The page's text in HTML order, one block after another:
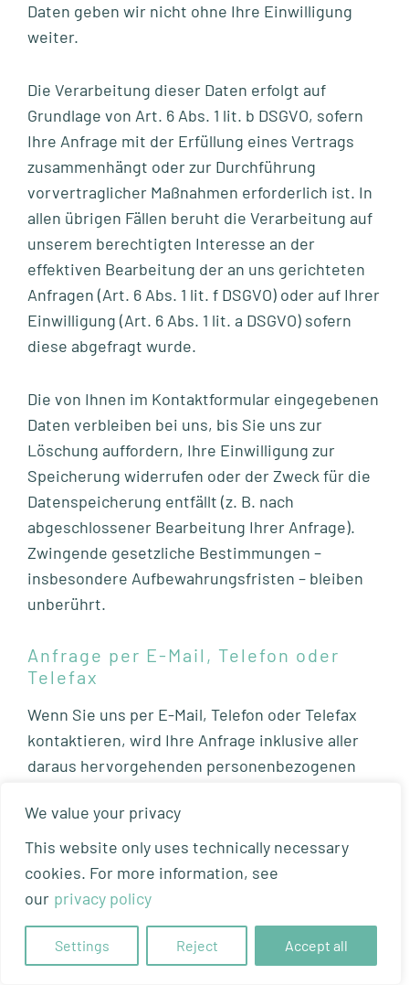
We value your privacy
This website only uses technically necessary
cookies. For more information, see
our privacy policy
Settings Reject Accept all
Daten geben wir nicht ohne Ihre Einwilligung
weiter.
Die Verarbeitung dieser Daten erfolgt auf
Grundlage von Art. 6 Abs. 1 lit. b DSGVO, sofern
Ihre Anfrage mit der Erfüllung eines Vertrags
zusammenhängt oder zur Durchführung
vorvertraglicher Maßnahmen erforderlich ist. In
allen übrigen Fällen beruht die Verarbeitung auf
unserem berechtigten Interesse an der
effektiven Bearbeitung der an uns gerichteten
Anfragen (Art. 6 Abs. 1 lit. f DSGVO) oder auf Ihrer
Einwilligung (Art. 6 Abs. 1 lit. a DSGVO) sofern
diese abgefragt wurde.
Die von Ihnen im Kontaktformular eingegebenen
Daten verbleiben bei uns, bis Sie uns zur
Löschung auffordern, Ihre Einwilligung zur
Speicherung widerrufen oder der Zweck für die
Datenspeicherung entfällt (z. B. nach
abgeschlossener Bearbeitung Ihrer Anfrage).
Zwingende gesetzliche Bestimmungen –
insbesondere Aufbewahrungsfristen – bleiben
unberührt.
Anfrage per E-Mail, Telefon oder
Telefax
Wenn Sie uns per E-Mail, Telefon oder Telefax
kontaktieren, wird Ihre Anfrage inklusive aller
daraus hervorgehenden personenbezogenen
Bearbeitung Ihres Anliegens bei uns
gespeichert und verarbeitet. Diese Daten geben
wir nicht ohne Ihre Einwilligung weiter.
Die Verarbeitung dieser Daten erfolgt auf
Grundlage von Art. 6 Abs. 1 lit. b DSGVO, sofern
Ihre Anfrage mit der Erfüllung eines Vertrags